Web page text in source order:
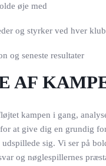
øje med
og styrker ved hver klub
og seneste resultater
AF
kampen i gang,
at give dig en grundig
sig. Vi ser på
og nøglespillernes